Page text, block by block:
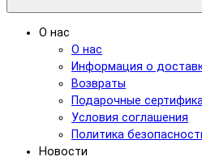
О нас
О нас
Информация о
Возвраты
Подарочные
Условия соглашения
Политика
Новости